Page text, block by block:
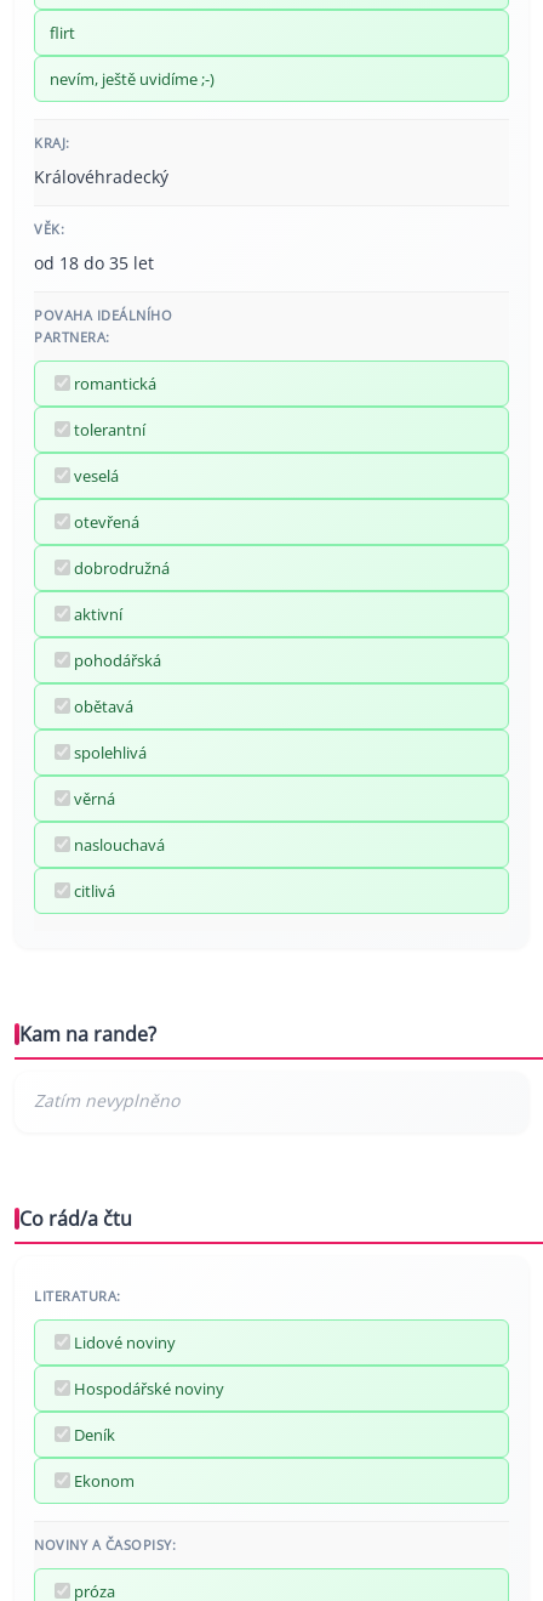
flirt
nevím, ještě uvidíme ;-)
KRAJ:
Královéhradecký
VĚK:
od 18 do 35 let
POVAHA IDEÁLNÍHO
PARTNERA:
romantická
tolerantní
veselá
otevřená
dobrodružná
aktivní
pohodářská
obětavá
spolehlivá
věrná
naslouchavá
citlivá
Kam na rande?
Co rád/a čtu
LITERATURA:
Lidové noviny
Hospodářské noviny
Deník
Ekonom
NOVINY A ČASOPISY:
próza